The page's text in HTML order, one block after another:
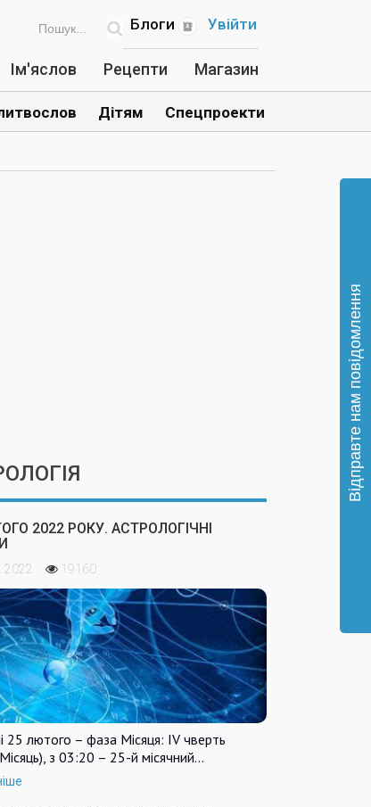
Увійти
Блоги
Ім'яслов Рецепти Магазин
Дітям Спецпроекти
2022 РОКУ. АСТРОЛОГІЧНІ
2022 19160
25 лютого – фаза Місяця: IV чверть
з 03:20 – 25-й місячний…
Відправте нам повідомлення